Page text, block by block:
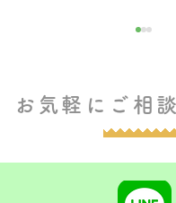
4月29日（土）も
お気軽にご相